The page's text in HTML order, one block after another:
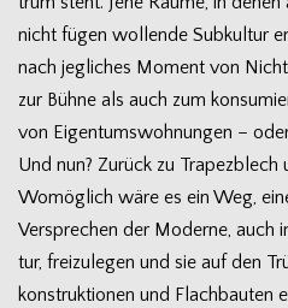
nicht fügen wol­lende Sub­kul­tur
nach jeg­li­ches Moment von
zur Bühne als auch zum
von Eigen­tums­woh­nun­gen –
Und nun? Zurück zu Tra­pez­blech
Womög­lich wäre es ein Weg,
Ver­spre­chen der Moderne,
tur, frei­zu­le­gen und sie auf den
kon­struk­tio­nen und Flach­bau­ten